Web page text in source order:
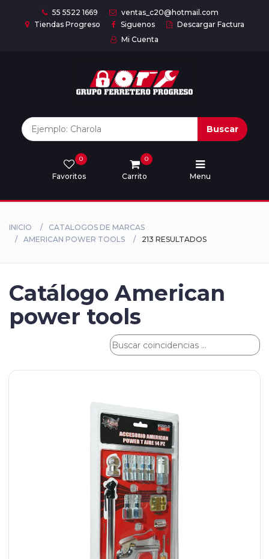
55 5522 1669
ventas_c20@hotmail.com
Tiendas Progreso
Siguenos
Descargar Factura
Mi Cuenta
Buscar
Favoritos
0
Carrito
0
Menu
Marcas
Descargar
INICIO
CATALOGOS DE MARCAS
AMERICAN POWER TOOLS
213 RESULTADOS
Catálogo American
power tools